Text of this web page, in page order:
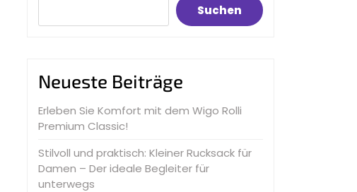
Suchen
Neueste Beiträge
Erleben Sie Komfort mit dem Wigo Rolli
Premium Classic!
Stilvoll und praktisch: Kleiner Rucksack für
Damen – Der ideale Begleiter für
unterwegs